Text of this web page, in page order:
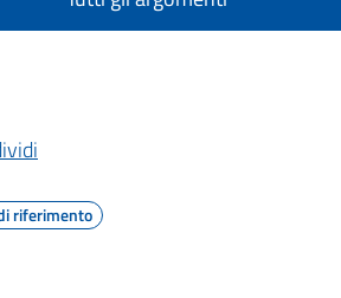
riferimento